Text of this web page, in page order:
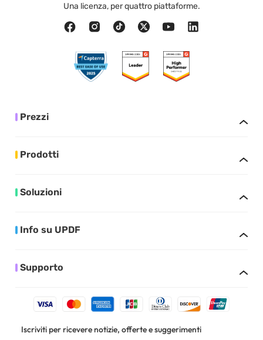
Una licenza, per quattro piattaforme.
Prezzi
Prodotti
Soluzioni
Info su UPDF
Supporto
Iscriviti per ricevere notizie, offerte e suggerimenti